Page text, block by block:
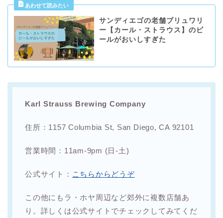
サンディエゴの老舗ブリュワリ
ー【カール・ストラウス】のビ
ールがおいしすぎた
Karl Strauss Brewing Company
住所：1157 Columbia St, San Diego, CA 92101
営業時間：11am-9pm (日-土)
公式サイト： こちらからどうぞ
この他にもラ・ホヤ周辺など郊外に複数店舗あ
り。詳しくは公式サイトでチェックしてみてくだ